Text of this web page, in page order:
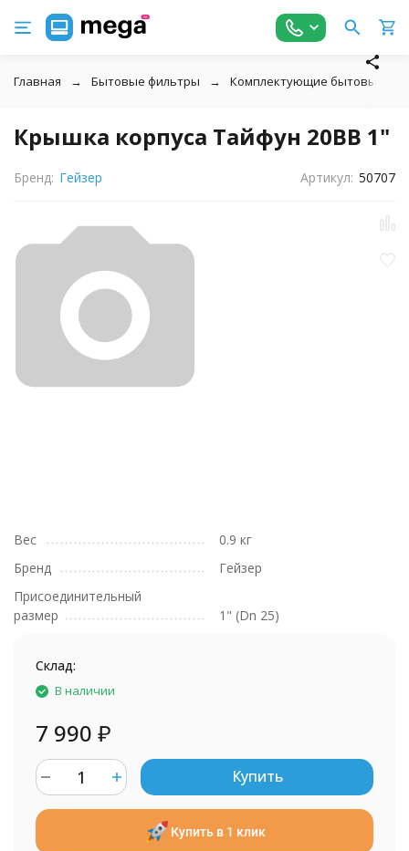
Главная Бытовые фильтры Комплектующие бытовых
Крышка корпуса Тайфун 20BB 1"
Бренд: Гейзер Артикул: 50707
Вес
0.9 кг
Бренд
Гейзер
Присоединительный
размер
1" (Dn 25)
Склад:
В наличии
7 990 ₽
Купить
Купить в 1 клик